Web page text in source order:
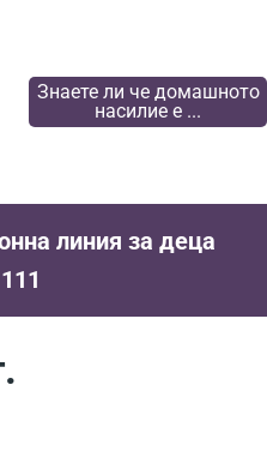
Знаете ли че домашното
насилие е ...
линия за деца